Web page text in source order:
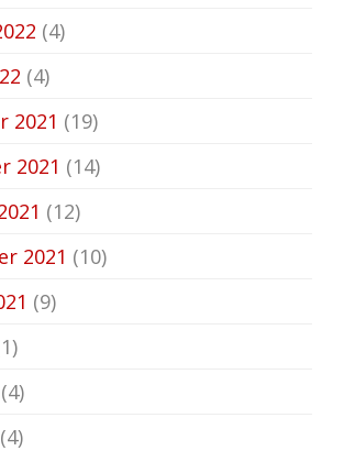
(4)
(4)
2021 (19)
2021 (14)
(12)
2021 (10)
(9)
(4)
(4)